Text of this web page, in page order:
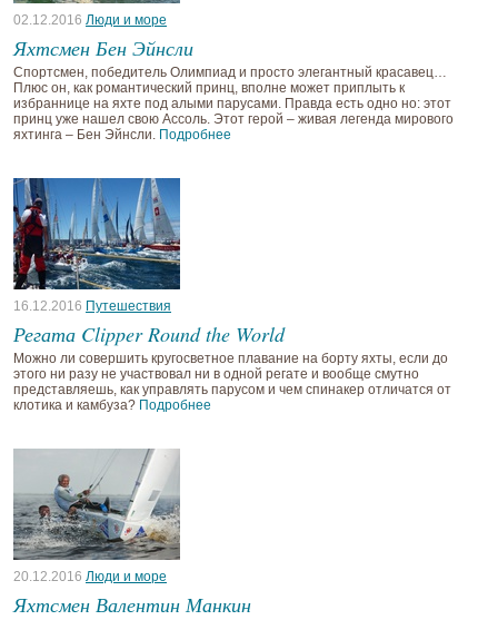
02.12.2016 Люди и море
Яхтсмен Бен Эйнсли
Спортсмен, победитель Олимпиад и просто элегантный красавец…
Плюс он, как романтический принц, вполне может приплыть к
избраннице на яхте под алыми парусами. Правда есть одно но: этот
принц уже нашел свою Ассоль. Этот герой – живая легенда мирового
яхтинга – Бен Эйнсли. Подробнее
16.12.2016 Путешествия
Регата Clipper Round the World
Можно ли совершить кругосветное плавание на борту яхты, если до
этого ни разу не участвовал ни в одной регате и вообще смутно
представляешь, как управлять парусом и чем спинакер отличатся от
клотика и камбуза? Подробнее
20.12.2016 Люди и море
Яхтсмен Валентин Манкин